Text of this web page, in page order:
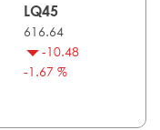
LQ45
616.64
-10.48
-1.67 %